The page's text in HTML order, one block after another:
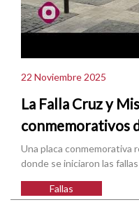
22 Noviembre 2025
La Falla Cruz y
conmemorativos
Una placa conmemorativa
donde se iniciaron las
Fallas